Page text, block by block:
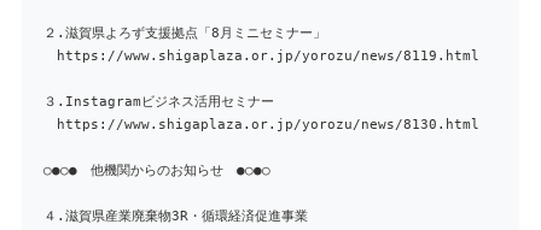
２.滋賀県よろず支援拠点「8月ミニセミナー」
https://www.shigaplaza.or.jp/yorozu/news/8119.html
３.Instagramビジネス活用セミナー
https://www.shigaplaza.or.jp/yorozu/news/8130.html
○●○● 他機関からのお知らせ ●○●○
４.滋賀県産業廃棄物3R・循環経済促進事業